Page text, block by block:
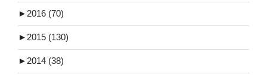
► 2016 (70)
► 2015 (130)
► 2014 (38)